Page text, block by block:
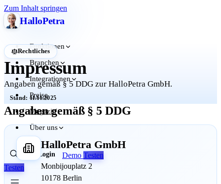
Zum Inhalt springen
HalloPetra
Funktionen
Branchen
Integrationen
Preise
Magazin
Über uns
Login Demo Testen
Testen
Rechtliches
Impressum
Angaben gemäß § 5 DDG zur HalloPetra GmbH.
Stand: 11.11.2025
Angaben gemäß § 5 DDG
HalloPetra GmbH
Monbijouplatz 2
10178 Berlin